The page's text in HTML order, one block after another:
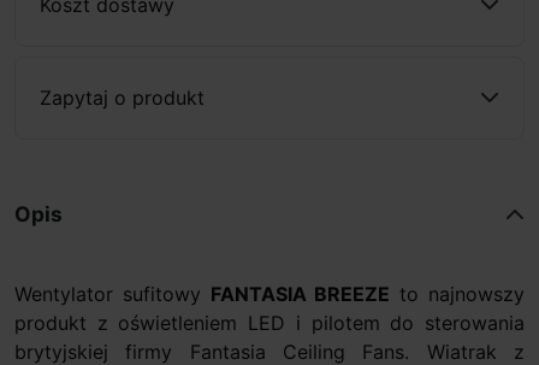
Zapytaj o produkt
Opis
Wentylator sufitowy FANTASIA BREEZE to najnowszy
produkt z oświetleniem LED i pilotem do sterowania
brytyjskiej firmy Fantasia Ceiling Fans. Wiatrak z